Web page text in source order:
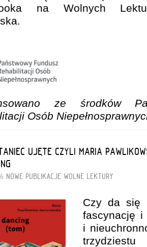
na Wolnych
ze środków
Osób
UJĘTE CZYLI MARIA
NOWE PUBLIKACJE WOLNE LEKTURY
Czy da się
fascynację
i